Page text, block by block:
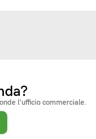
l'ufficio commerciale.